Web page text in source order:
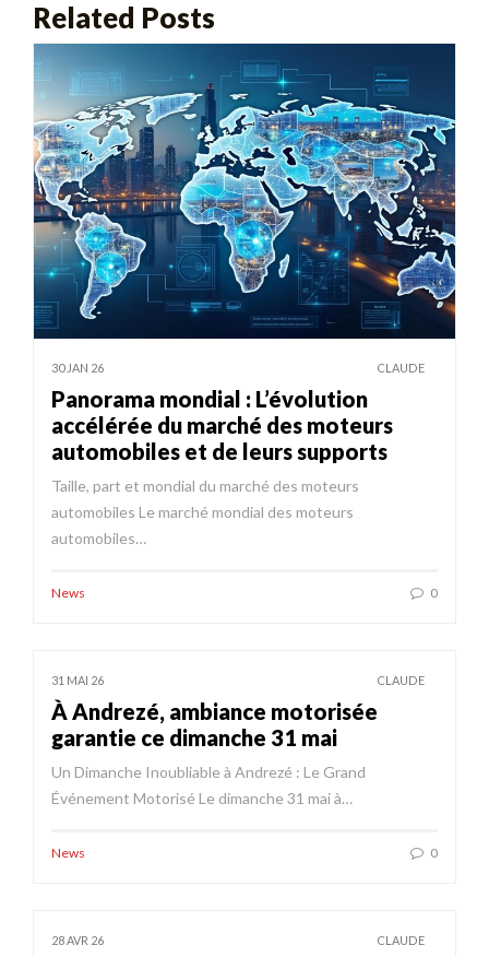
Related Posts
30 JAN 26 CLAUDE
Panorama mondial : L’évolution
accélérée du marché des moteurs
automobiles et de leurs supports
Taille, part et mondial du marché des moteurs
automobiles Le marché mondial des moteurs
automobiles…
News 0
31 MAI 26 CLAUDE
À Andrezé, ambiance motorisée
garantie ce dimanche 31 mai
Un Dimanche Inoubliable à Andrezé : Le Grand
Événement Motorisé Le dimanche 31 mai à…
News 0
28 AVR 26 CLAUDE